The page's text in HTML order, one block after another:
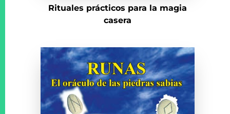
Rituales prácticos para la magia
casera